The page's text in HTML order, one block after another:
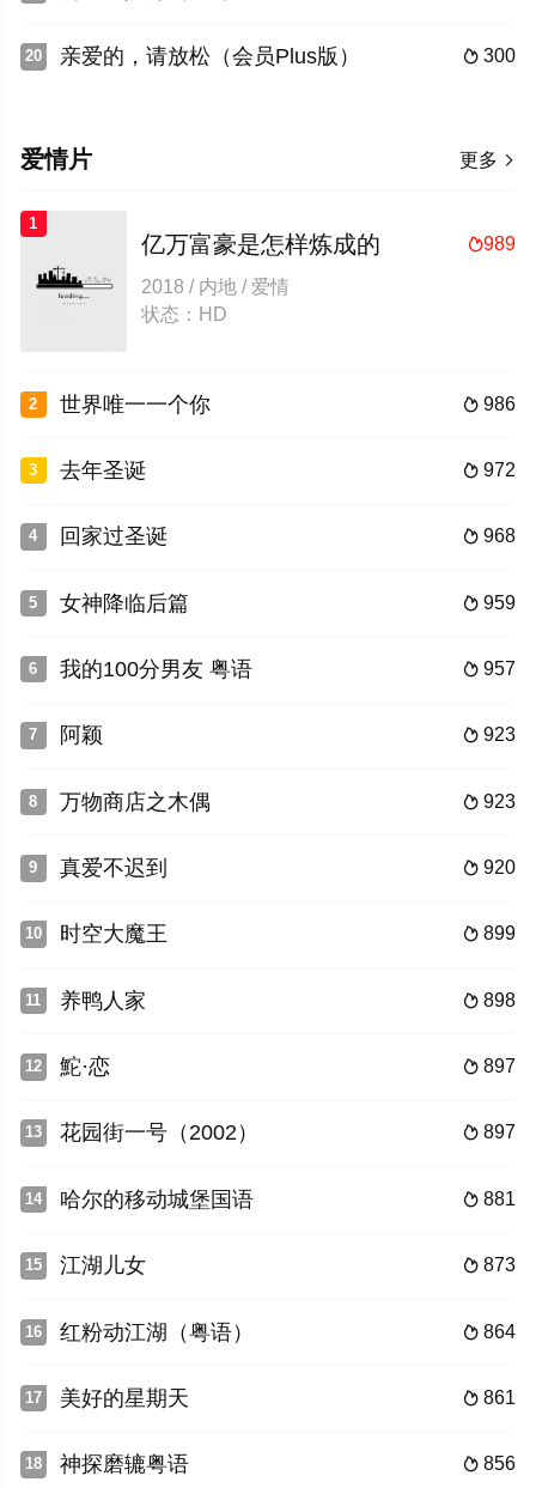
20  300
亲爱的，请放松（会员Plus版）
更多 
爱情片
1
989
亿万富豪是怎样炼成的
2018 / 内地 / 爱情
状态：HD
2  986
世界唯一一个你
3  972
去年圣诞
4  968
回家过圣诞
5  959
女神降临后篇
6  957
我的100分男友 粤语
7  923
阿颖
8  923
万物商店之木偶
9  920
真爱不迟到
10  899
时空大魔王
11  898
养鸭人家
12  897
鮀·恋
13  897
花园街一号（2002）
14  881
哈尔的移动城堡国语
15  873
江湖儿女
16  864
红粉动江湖（粤语）
17  861
美好的星期天
18  856
神探磨辘粤语